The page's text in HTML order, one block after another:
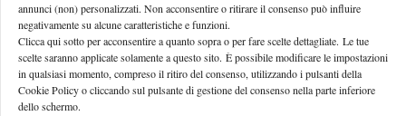
annunci (non) personalizzati. Non acconsentire o ritirare il consenso può influire
negativamente su alcune caratteristiche e funzioni.
Clicca qui sotto per acconsentire a quanto sopra o per fare scelte dettagliate. Le tue
scelte saranno applicate solamente a questo sito. È possibile modificare le impostazioni
in qualsiasi momento, compreso il ritiro del consenso, utilizzando i pulsanti della
Cookie Policy o cliccando sul pulsante di gestione del consenso nella parte inferiore
dello schermo.
Sorteggiato il tabellone del 250 portoghese
ByLuca Innocenti 18 Luglio 2026